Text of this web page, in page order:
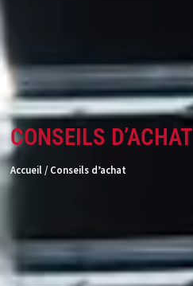
CONSEILS D’ACHAT
Accueil / Conseils d’achat